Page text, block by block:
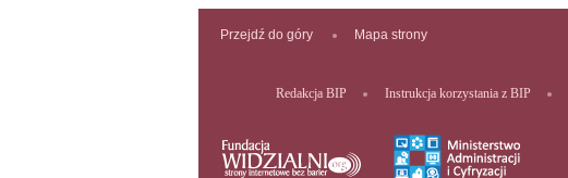
Przejdź do góry Mapa strony
Redakcja BIP Instrukcja korzystania z BIP